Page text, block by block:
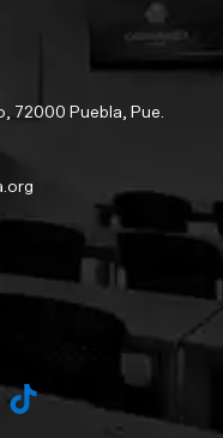
72000 Puebla, Pue.